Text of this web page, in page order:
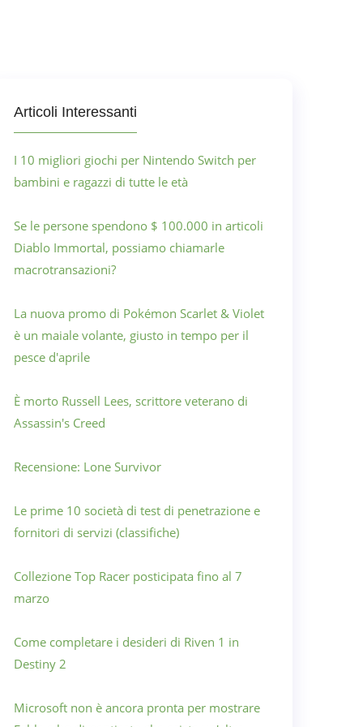
Articoli Interessanti
I 10 migliori giochi per Nintendo Switch per
bambini e ragazzi di tutte le età
Se le persone spendono $ 100.000 in articoli
Diablo Immortal, possiamo chiamarle
macrotransazioni?
La nuova promo di Pokémon Scarlet & Violet
è un maiale volante, giusto in tempo per il
pesce d'aprile
È morto Russell Lees, scrittore veterano di
Assassin's Creed
Recensione: Lone Survivor
Le prime 10 società di test di penetrazione e
fornitori di servizi (classifiche)
Collezione Top Racer posticipata fino al 7
marzo
Come completare i desideri di Riven 1 in
Destiny 2
Microsoft non è ancora pronta per mostrare